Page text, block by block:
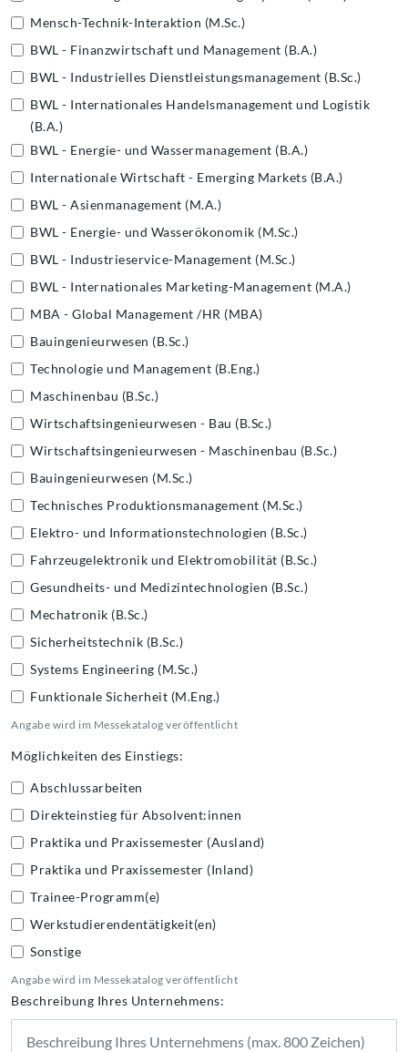
Mensch-Technik-Interaktion (M.Sc.)
BWL - Finanzwirtschaft und Management (B.A.)
BWL - Industrielles Dienstleistungsmanagement (B.Sc.)
BWL - Internationales Handelsmanagement und Logistik
(B.A.)
BWL - Energie- und Wassermanagement (B.A.)
Internationale Wirtschaft - Emerging Markets (B.A.)
BWL - Asienmanagement (M.A.)
BWL - Energie- und Wasserökonomik (M.Sc.)
BWL - Industrieservice-Management (M.Sc.)
BWL - Internationales Marketing-Management (M.A.)
MBA - Global Management /HR (MBA)
Bauingenieurwesen (B.Sc.)
Technologie und Management (B.Eng.)
Maschinenbau (B.Sc.)
Wirtschaftsingenieurwesen - Bau (B.Sc.)
Wirtschaftsingenieurwesen - Maschinenbau (B.Sc.)
Bauingenieurwesen (M.Sc.)
Technisches Produktionsmanagement (M.Sc.)
Elektro- und Informationstechnologien (B.Sc.)
Fahrzeugelektronik und Elektromobilität (B.Sc.)
Gesundheits- und Medizintechnologien (B.Sc.)
Mechatronik (B.Sc.)
Sicherheitstechnik (B.Sc.)
Systems Engineering (M.Sc.)
Funktionale Sicherheit (M.Eng.)
Angabe wird im Messekatalog veröffentlicht
Möglichkeiten des Einstiegs:
Abschlussarbeiten
Direkteinstieg für Absolvent:innen
Praktika und Praxissemester (Ausland)
Praktika und Praxissemester (Inland)
Trainee-Programm(e)
Werkstudierendentätigkeit(en)
Sonstige
Angabe wird im Messekatalog veröffentlicht
Beschreibung Ihres Unternehmens: